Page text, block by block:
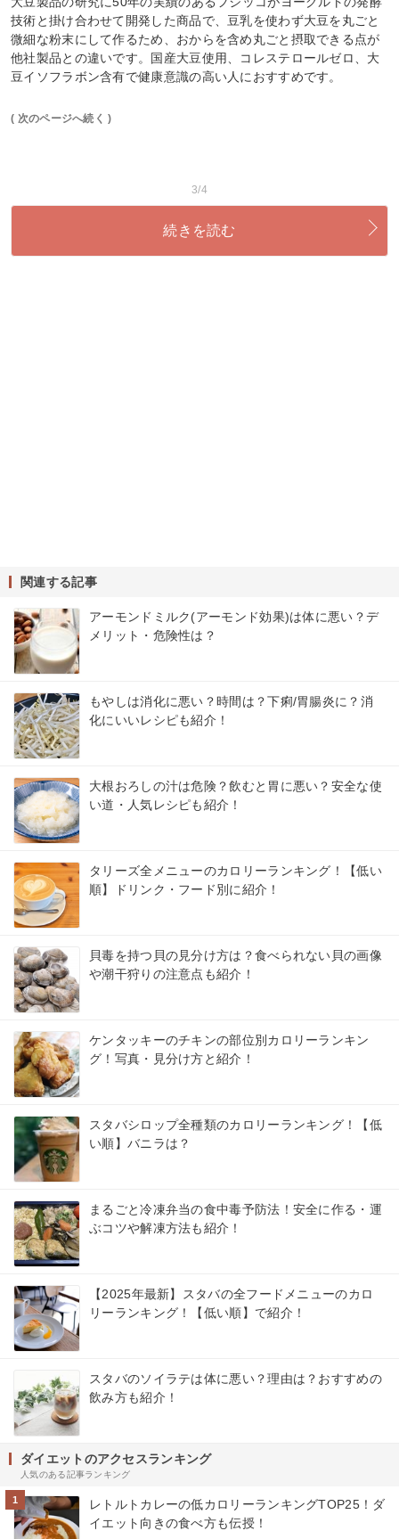
技術と掛け合わせて開発した商品で、豆乳を使わず大豆を丸ごと
微細な粉末にして作るため、おからを含め丸ごと摂取できる点が
他社製品との違いです。国産大豆使用、コレステロールゼロ、大
豆イソフラボン含有で健康意識の高い人におすすめです。
( 次のページへ続く )
3/4
続きを読む
関連する記事
アーモンドミルク(アーモンド効果)は体に悪い？デ
メリット・危険性は？
もやしは消化に悪い？時間は？下痢/胃腸炎に？消
化にいいレシピも紹介！
大根おろしの汁は危険？飲むと胃に悪い？安全な使
い道・人気レシピも紹介！
タリーズ全メニューのカロリーランキング！【低い
順】ドリンク・フード別に紹介！
貝毒を持つ貝の見分け方は？食べられない貝の画像
や潮干狩りの注意点も紹介！
ケンタッキーのチキンの部位別カロリーランキン
グ！写真・見分け方と紹介！
スタバシロップ全種類のカロリーランキング！【低
い順】バニラは？
まるごと冷凍弁当の食中毒予防法！安全に作る・運
ぶコツや解凍方法も紹介！
【2025年最新】スタバの全フードメニューのカロ
リーランキング！【低い順】で紹介！
スタバのソイラテは体に悪い？理由は？おすすめの
飲み方も紹介！
ダイエットのアクセスランキング
人気のある記事ランキング
1
レトルトカレーの低カロリーランキングTOP25！ダ
イエット向きの食べ方も伝授！